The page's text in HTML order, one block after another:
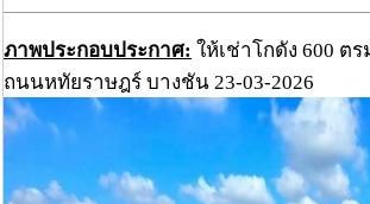
ภาพประกอบประกาศ: ให้เช่าโกดัง 600 ต
ถนนหทัยราษฎร์ บางชัน 23-03-2026